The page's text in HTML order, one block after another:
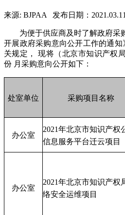
来源: BJPAA 发布日期：
为便于供应商及时了解政府采
开展政府采购意向公开工作的通知
关规定， 现将（北京市知识产权
份 月采购意向公开如下：
处室单位 采购项目名称
办公室
2021年北京市知识产权
信息服务平台迁云项目
办公室
2021年北京市知识产权
络安全运维项目